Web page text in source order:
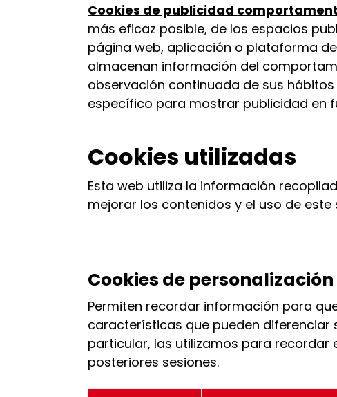
Cookies de publicidad
más eficaz posible, de los espacios
página web, aplicación o plataforma
almacenan información del
observación continuada de sus
específico para mostrar publicidad en
Cookies utilizadas
Esta web utiliza la información
mejorar los contenidos y el uso de este
Cookies de
Permiten recordar información para
características que pueden diferenciar
particular, las utilizamos para recordar
posteriores sesiones.